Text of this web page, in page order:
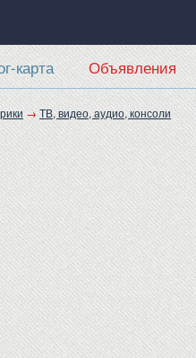
карта Объявления
→ТВ, видео, аудио, консоли